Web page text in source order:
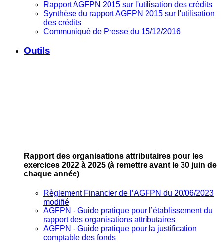
Rapport AGFPN 2015 sur l'utilisation des crédits
Synthèse du rapport AGFPN 2015 sur l'utilisation
des crédits
Communiqué de Presse du 15/12/2016
Outils
Rapport des organisations attributaires pour les
exercices 2022 à 2025 (à remettre avant le 30 juin de
chaque année)
Règlement Financier de l’AGFPN du 20/06/2023
modifié
AGFPN ‐ Guide pratique pour l’établissement du
rapport des organisations attributaires
AGFPN ‐ Guide pratique pour la justification
comptable des fonds